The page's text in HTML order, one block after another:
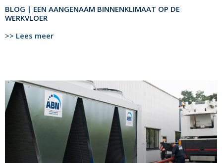
BLOG | EEN AANGENAAM BINNENKLIMAAT OP DE
WERKVLOER
>> Lees meer